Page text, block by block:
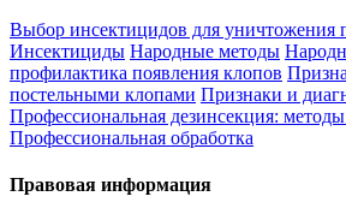
Выбор инсектицидов для уничтожения
Инсектициды Народные методы
профилактика появления клопов
постельными клопами Признаки и
Профессиональная дезинсекция: методы
Профессиональная обработка
Правовая информация